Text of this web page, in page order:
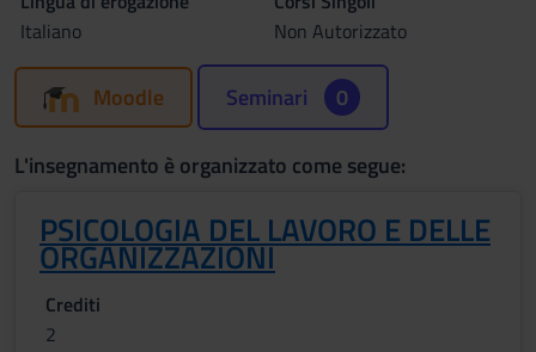
Italiano
Non Autorizzato
Moodle Seminari 0
L'insegnamento è organizzato come segue:
PSICOLOGIA DEL LAVORO E DELLE
ORGANIZZAZIONI
Crediti
2